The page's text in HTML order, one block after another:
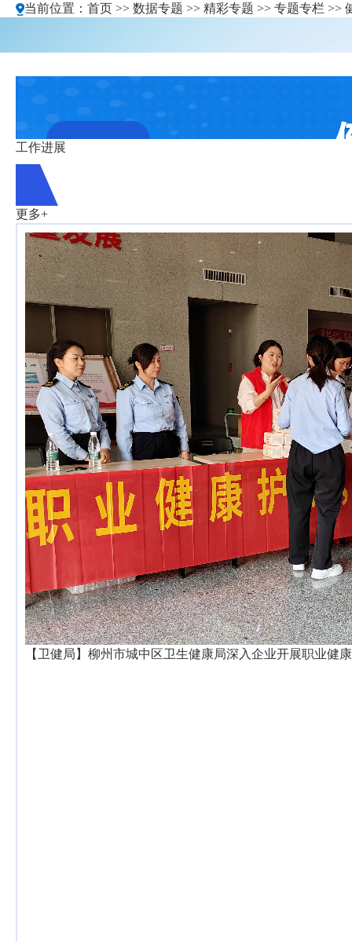
当前位置： 首页 >> 数据专题 >> 精彩专题 >> 专题专栏 >>
工作进展
更多+
【卫健局】柳州市城中区卫生健康局深入企业开展职业健